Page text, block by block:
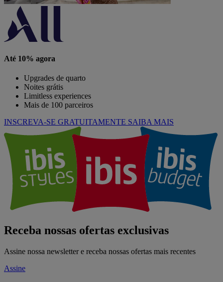
Até 10% agora
Upgrades de quarto
Noites grátis
Limitless experiences
Mais de 100 parceiros
INSCREVA-SE GRATUITAMENTE SAIBA MAIS
Receba nossas ofertas exclusivas
Assine nossa newsletter e receba nossas ofertas mais recentes
Assine